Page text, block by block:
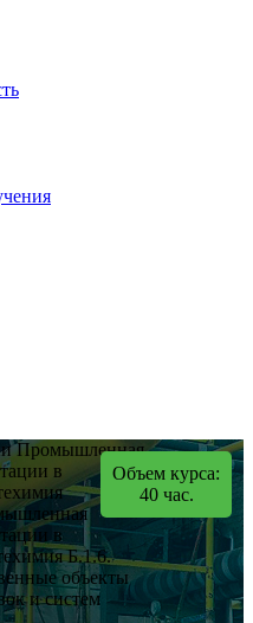
Промышленная
в
в
Б.1.6.
объекты
и систем
Объем курса:
40 час.